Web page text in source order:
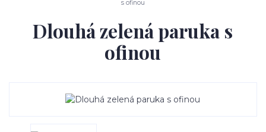
s ofinou
Dlouhá zelená paruka s
ofinou